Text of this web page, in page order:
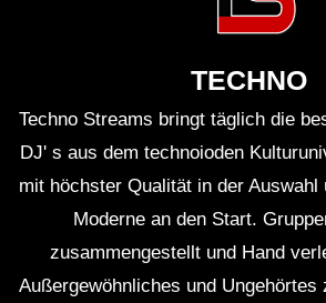
TECHNO
Techno Streams bringt täglich die
DJ' s aus dem technoioden
mit höchster Qualität in der Auswahl
Moderne an den Start.
zusammengestellt und Hand
Außergewöhnliches und Ungehörtes